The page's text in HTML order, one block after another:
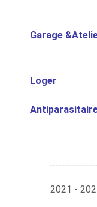
Garage
Loger
2021 -